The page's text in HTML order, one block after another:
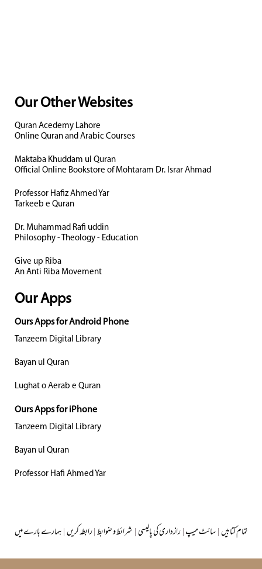
Our Other Websites
Quran Acedemy Lahore
Online Quran and Arabic Courses
Maktaba Khuddam ul Quran
Official Online Bookstore of Mohtaram Dr. Israr Ahmad
Professor Hafiz Ahmed Yar
Tarkeeb e Quran
Dr. Muhammad Rafi uddin
Philosophy - Theology - Education
Give up Riba
An Anti Riba Movement
Our Apps
Ours Apps for Android Phone
Tanzeem Digital Library
Bayan ul Quran
Lughat o Aerab e Quran
Ours Apps for iPhone
Tanzeem Digital Library
Bayan ul Quran
Professor Hafi Ahmed Yar
ہمارے بارے میں|رابطہ کریں|شرائط و ضوابط|رازداری کی پالیسی|سائٹ میپ|تمام کتابیں